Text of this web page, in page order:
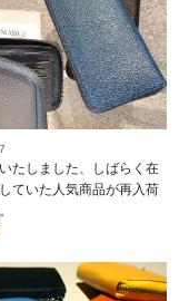
たしました、しばらく在
ていた人気商品が再入荷